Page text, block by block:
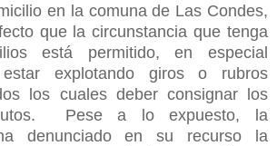
en la comuna de Las Condes,
que la circunstancia que tenga
está permitido, en especial
explotando giros o rubros
los cuales deber consignar los
Pese a lo expuesto, la
denunciado en su recurso la